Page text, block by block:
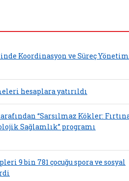
Koordinasyon ve Süreç
hesaplara yatırıldı
“Sarsılmaz Kökler:
Sağlamlık” programı
9 bin 781 çocuğu spora ve sosyal